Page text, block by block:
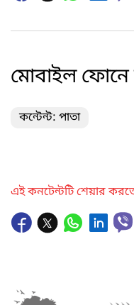
মোবাইল ফোনে
কন্টেন্ট: পাতা
এই কনটেন্টটি শেয়ার